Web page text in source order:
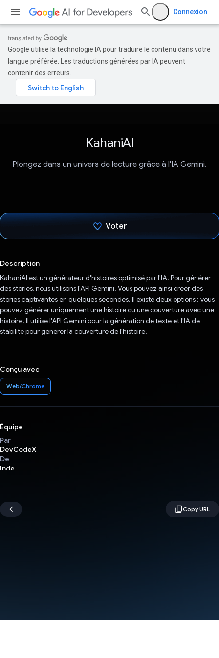
Connexion
Google utilise la technologie IA pour traduire le contenu dans votre
langue préférée. Les traductions générées par IA peuvent
contenir des erreurs.
KahaniAI
Plongez dans un univers de lecture grâce à l'IA Gemini.
Voter
Description
KahaniAI est un générateur d'histoires optimisé par l'IA. Pour générer
des stories, nous utilisons l'API Gemini. Vous pouvez ainsi créer des
stories captivantes en quelques secondes. Il existe deux options : vous
pouvez générer uniquement une histoire ou une couverture avec une
histoire. Il utilise l'API Gemini pour la génération de texte et l'IA de
stabilité pour générer la couverture de l'histoire.
Conçu avec
Web/Chrome
Équipe
Par
DevCodeX
De
Inde